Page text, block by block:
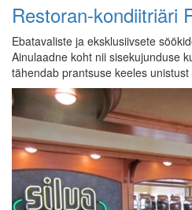
Restoran-kondiitriäri
Ebatavaliste ja eksklusiivsete
Ainulaadne koht nii sisekujunduse
tähendab prantsuse keeles